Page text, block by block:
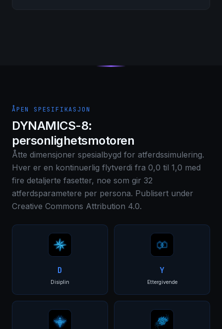
ÅPEN SPESIFIKASJON
DYNAMICS-8:
personlighetsmotoren
Åtte dimensjoner spesialbygd for atferdssimulering.
Hver er en kontinuerlig flytverdi fra 0,0 til 1,0 med
fire detaljerte fasetter, noe som gir 32
atferdsparametere per persona. Publisert under
Creative Commons Attribution 4.0.
D
Disiplin
Y
Ettergivende